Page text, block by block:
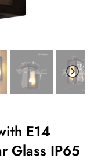
E14
Glass IP65